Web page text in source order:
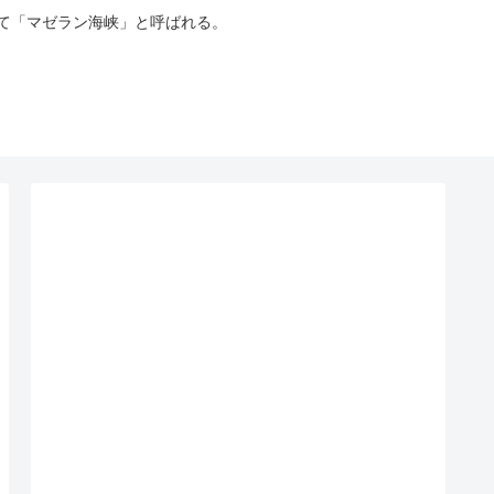
マゼラン海峡」と呼ばれる。